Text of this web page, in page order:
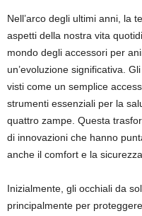
Nell’arco degli ultimi anni, la
aspetti della nostra vita
mondo degli accessori per
un’evoluzione significativa.
visti come un semplice
strumenti essenziali per la
quattro zampe. Questa
di innovazioni che hanno
anche il comfort e la
Inizialmente, gli occhiali da
principalmente per